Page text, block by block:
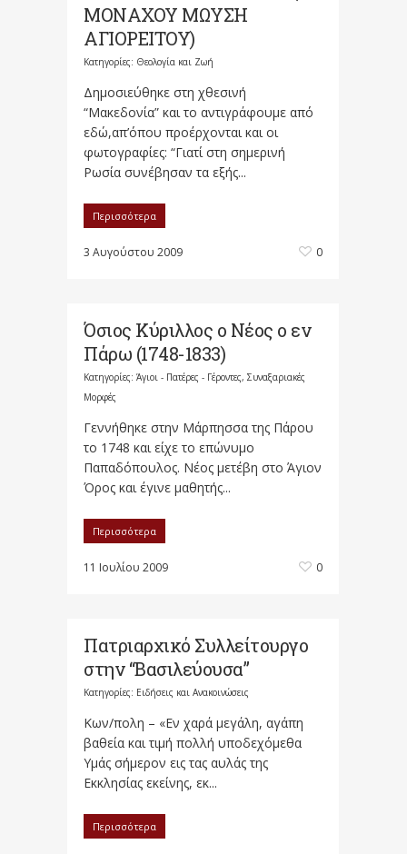
ΜΟΝΑΧΟΥ ΜΩΥΣΗ
ΑΓΙΟΡΕΙΤΟΥ)
Κατηγορίες: Θεολογία και Ζωή
Δημοσιεύθηκε στη χθεσινή
“Μακεδονία” και το αντιγράφουμε από
εδώ,απ’όπου προέρχονται και οι
φωτογραφίες: “Γιατί στη σημερινή
Ρωσία συνέβησαν τα εξής...
Περισσότερα
3 Αυγούστου 2009 0
Όσιος Κύριλλος ο Νέος ο εν
Πάρω (1748-1833)
Κατηγορίες: Άγιοι - Πατέρες - Γέροντες, Συναξαριακές
Μορφές
Γεννήθηκε στην Μάρπησσα της Πάρου
το 1748 και είχε το επώνυμο
Παπαδόπουλος. Νέος μετέβη στο Άγιον
Όρος και έγινε μαθητής...
Περισσότερα
11 Ιουλίου 2009 0
Πατριαρχικό Συλλείτουργο
στην “Βασιλεύουσα”
Κατηγορίες: Ειδήσεις και Ανακοινώσεις
Κων/πολη – «Εν χαρά μεγάλη, αγάπη
βαθεία και τιμή πολλή υποδεχόμεθα
Υμάς σήμερον εις τας αυλάς της
Εκκλησίας εκείνης, εκ...
Περισσότερα